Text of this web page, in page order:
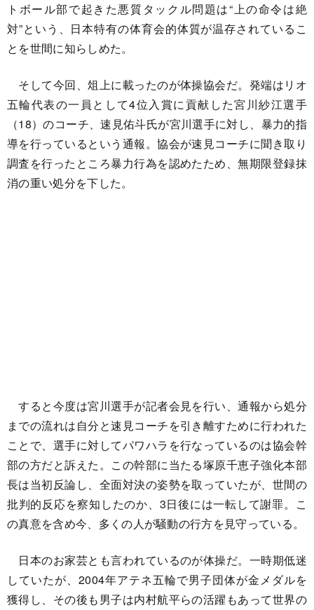
トボール部で起きた悪質タックル問題は“上の命令は絶
対”という、日本特有の体育会的体質が温存されているこ
とを世間に知らしめた。
そして今回、俎上に載ったのが体操協会だ。発端はリオ
五輪代表の一員として4位入賞に貢献した宮川紗江選手
（18）のコーチ、速見佑斗氏が宮川選手に対し、暴力的指
導を行っているという通報。協会が速見コーチに聞き取り
調査を行ったところ暴力行為を認めたため、無期限登録抹
消の重い処分を下した。
すると今度は宮川選手が記者会見を行い、通報から処分
までの流れは自分と速見コーチを引き離すために行われた
ことで、選手に対してパワハラを行なっているのは協会幹
部の方だと訴えた。この幹部に当たる塚原千恵子強化本部
長は当初反論し、全面対決の姿勢を取っていたが、世間の
批判的反応を察知したのか、3日後には一転して謝罪。こ
の真意を含め今、多くの人が騒動の行方を見守っている。
日本のお家芸とも言われているのが体操だ。一時期低迷
していたが、2004年アテネ五輪で男子団体が金メダルを
獲得し、その後も男子は内村航平らの活躍もあって世界の